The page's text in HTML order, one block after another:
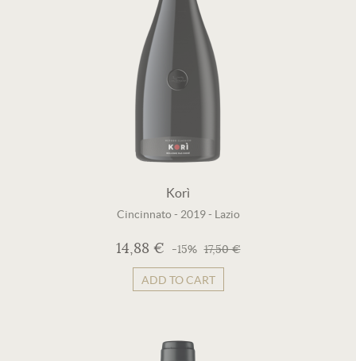
Korì
Cincinnato - 2019- Lazio
14,88 € -15% 17,50 €
ADD TO CART